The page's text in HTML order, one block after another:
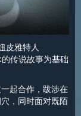
皮雅特人
传说故事为基础
起合作，跋涉在
，同时面对既陌